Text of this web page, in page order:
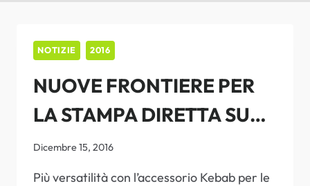
NOTIZIE 2016
NUOVE FRONTIERE PER
LA STAMPA DIRETTA SU
OGGETTI CILINDRICI
Dicembre 15, 2016
Più versatilità con l’accessorio Kebab per le